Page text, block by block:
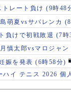
レート負け (9時48
萌夏vsサバレンカ
負けで初戦敗退 (7時
慎太郎vsマロジャン
娠を発表 (6時58分)
ハイ テニス 2026 個